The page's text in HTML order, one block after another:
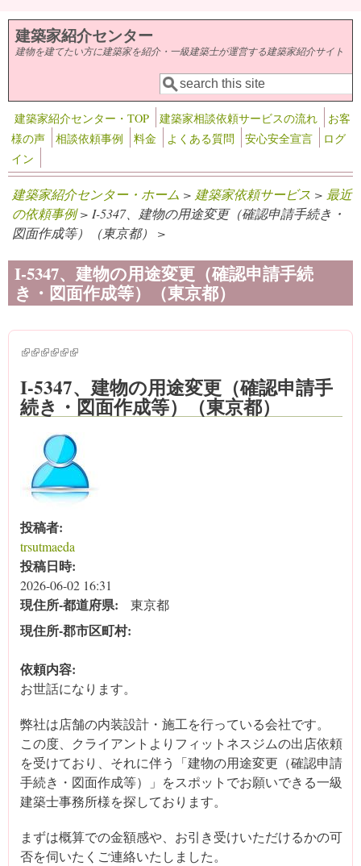
メインコンテンツに移動
建築家紹介センター
建物を建てたい方に建築家を紹介・一級建築士が運営する建築家紹介サイト
検索フォーム
検索
建築家紹介センター・TOP 建築家相談依頼サービスの流れ
お客
様の声
相談依頼事例 料金 よくある質問 安心安全宣言
ログ
イン
建築家紹介センター・ホーム > 建築家依頼サービス > 最近
の依頼事例> I-5347、建物の用途変更（確認申請手続き・
図面作成等）（東京都） >
I-5347、建物の用途変更（確認申請手続
き・図面作成等）（東京都）
(link is external)
(link is external)
(link is external)
(link is external)
(link is external)
(link is external)
I-5347、建物の用途変更（確認申請手
続き・図面作成等）（東京都）
投稿者:
trsutmaeda
投稿日時:
2026-06-02 16:31
現住所‐都道府県: 東京都
現住所‐郡市区町村:
依頼内容:
お世話になります。
弊社は店舗の内装設計・施工を行っている会社です。
この度、クライアントよりフィットネスジムの出店依頼
を受けており、それに伴う「建物の用途変更（確認申請
手続き・図面作成等）」をスポットでお願いできる一級
建築士事務所様を探しております。
まずは概算での金額感や、お引き受けいただけるかの可
否を伺いたくご連絡いたしました。